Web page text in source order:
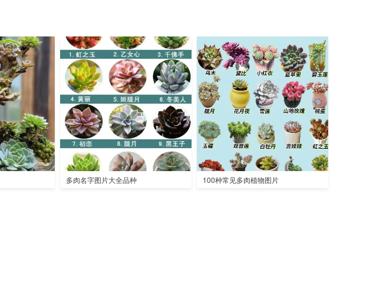
多肉名字图片大全品种 100种常见多肉植物图片